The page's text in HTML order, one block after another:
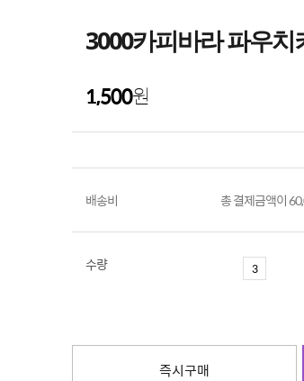
3000카피바라 파우
1,500원
배송비 총 결제금액이
수량
즉시구매